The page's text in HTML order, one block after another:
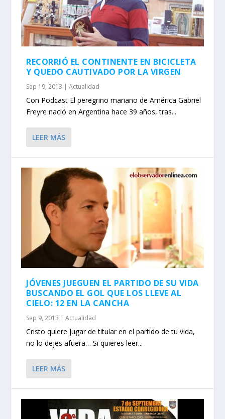
RECORRIÓ EL CONTINENTE EN BICICLETA
Y QUEDO CAUTIVADO POR LA VIRGEN
Sep 19, 2013 |Actualidad
Con Podcast El peregrino mariano de América Gabriel
Freyre nació en Argentina hace 39 años, tras...
LEER MÁS
JÓVENES JUEGUEN EL PARTIDO DE SU VIDA
BUSCANDO EL GOL QUE LOS LLEVE AL
CIELO: 12 EN LA CANCHA
Sep 9, 2013 |Actualidad
Cristo quiere jugar de titular en el partido de tu vida,
no lo dejes afuera… Si quieres leer...
LEER MÁS